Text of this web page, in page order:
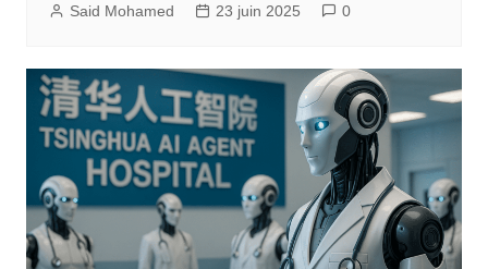
Said Mohamed 23 juin 2025 0